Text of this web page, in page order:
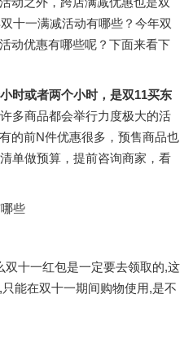
十一满减活动有哪些？今年双
动优惠有哪些呢？下面来看下
时或者两个小时，是双11买东
多商品都会举行力度极大的活
的前N件优惠很多，预售商品也
单做预算，提前咨询商家，看
些
十一红包是一定要去领取的,这
能在双十一期间购物使用,是不